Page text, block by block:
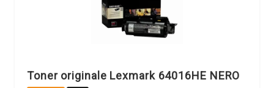
Toner originale Lexmark 64016HE NERO